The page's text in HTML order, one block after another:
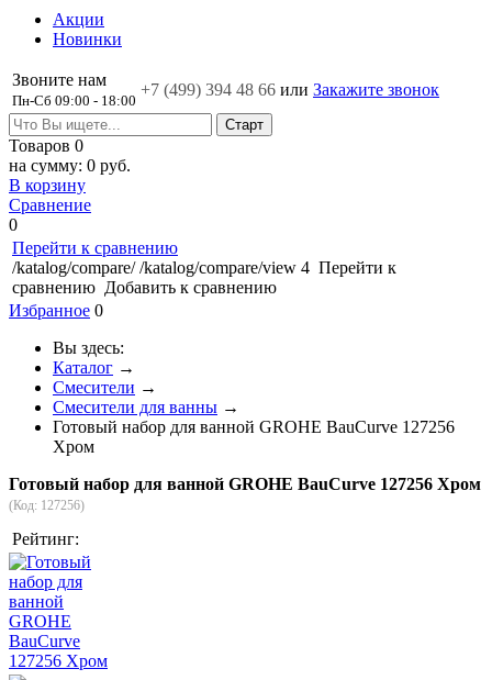
Акции
Новинки
Звоните нам
Пн-Сб 09:00 - 18:00
+7 (499) 394 48 66 или Закажите звонок
Товаров 0
на сумму: 0 руб.
В корзину
Сравнение
0
Перейти к сравнению
/katalog/compare/ /katalog/compare/view 4 Перейти к
сравнению Добавить к сравнению
Избранное 0
Вы здесь:
Каталог →
Смесители →
Смесители для ванны →
Готовый набор для ванной GROHE BauCurve 127256
Хром
Готовый набор для ванной GROHE BauCurve 127256 Хром
(Код: 127256)
Рейтинг: